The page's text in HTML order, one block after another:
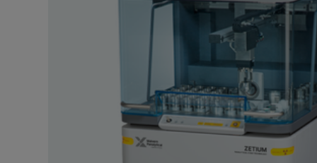
能量色散式 X 射线荧光 (EDXRF)
(1)
(2)
静态光散射 (SLS) (1)
非侵入性背散射(NIBS)